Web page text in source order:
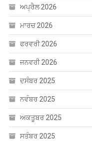
ਅਪ੍ਰੈਲ 2026
ਮਾਰਚ 2026
ਫਰਵਰੀ 2026
ਜਨਵਰੀ 2026
ਦਸੰਬਰ 2025
ਨਵੰਬਰ 2025
ਅਕਤੂਬਰ 2025
ਸਤੰਬਰ 2025